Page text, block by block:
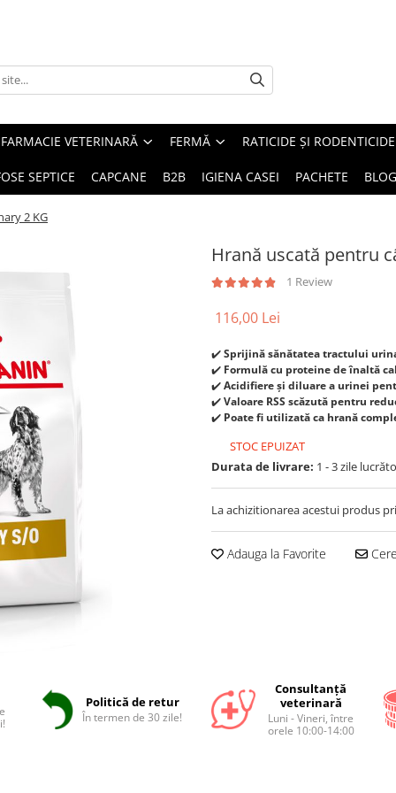
FARMACIE VETERINARĂ FERMĂ RATICIDE ȘI RODENTICIDE
SEPTICE CAPCANE B2B IGIENA CASEI PACHETE BLOG
2 KG
Hrană uscată pentru
1 Review
116,00 Lei
✔️Sprijină sănătatea tractului
✔️ Formulă cu proteine de înaltă
✔️Acidifiere și diluare a urinei
✔️Valoare RSS scăzută pentru
✔️ Poate fi utilizată ca hrană
STOC EPUIZAT
Durata de livrare: 1 - 3 zile
La achizitionarea acestui produs
Adauga la Favorite
Politică de retur
În termen de 30 zile!
Consultanță
veterinară
Luni - Vineri, între
orele 10:00-14:00